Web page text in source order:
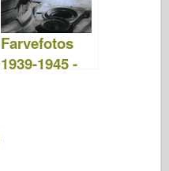
Farvefotos
1939-1945 -